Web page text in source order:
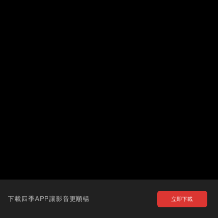
下載四季APP讓影音更順暢 立即下載